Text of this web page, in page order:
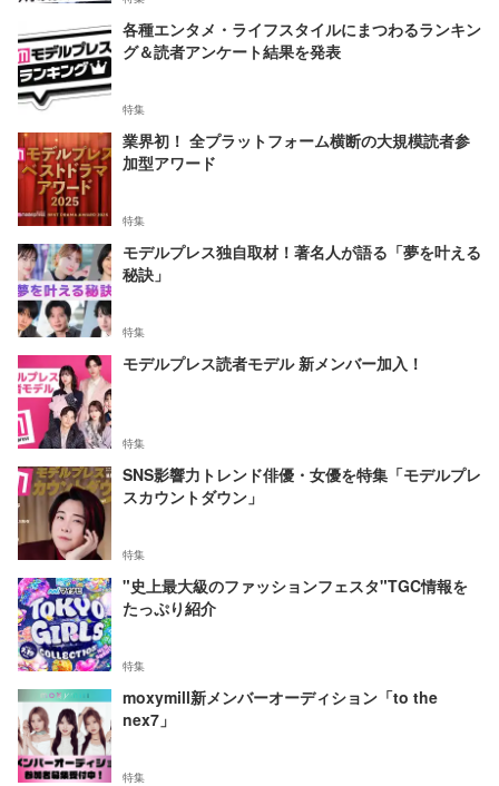
各種エンタメ・ライフスタイルにまつわるランキン
グ＆読者アンケート結果を発表
特集
業界初！ 全プラットフォーム横断の大規模読者参
加型アワード
特集
モデルプレス独自取材！著名人が語る「夢を叶える
秘訣」
特集
モデルプレス読者モデル 新メンバー加入！
特集
SNS影響力トレンド俳優・女優を特集「モデルプレ
スカウントダウン」
特集
"史上最大級のファッションフェスタ"TGC情報を
たっぷり紹介
特集
moxymill新メンバーオーディション「to the
nex7」
特集